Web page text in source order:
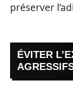
préserver
ÉVITER